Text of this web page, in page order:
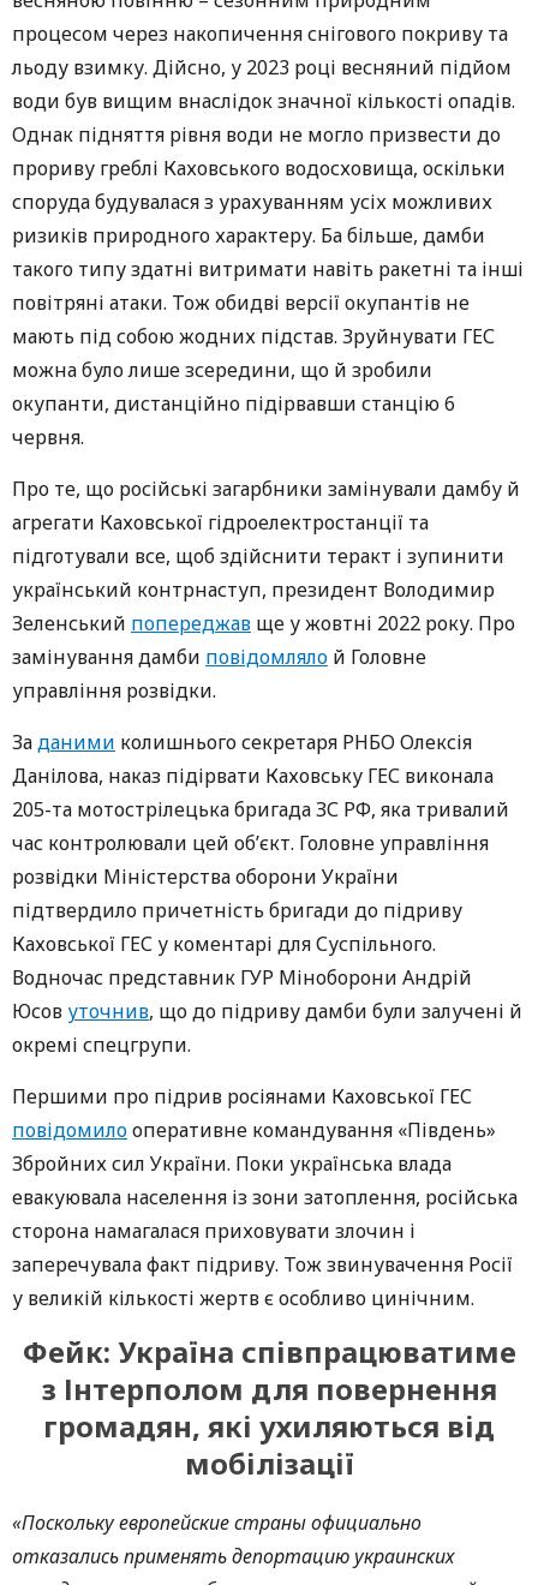
процесом через накопичення снігового покриву та
льоду взимку. Дійсно, у 2023 році весняний підйом
води був вищим внаслідок значної кількості опадів.
Однак підняття рівня води не могло призвести до
прориву греблі Каховського водосховища, оскільки
споруда будувалася з урахуванням усіх можливих
ризиків природного характеру. Ба більше, дамби
такого типу здатні витримати навіть ракетні та інші
повітряні атаки. Тож обидві версії окупантів не
мають під собою жодних підстав. Зруйнувати ГЕС
можна було лише зсередини, що й зробили
окупанти, дистанційно підірвавши станцію 6
червня.
Про те, що російські загарбники замінували дамбу й
агрегати Каховської гідроелектростанції та
підготували все, щоб здійснити теракт і зупинити
український контрнаступ, президент Володимир
Зеленський попереджав ще у жовтні 2022 року. Про
замінування дамби повідомляло й Головне
управління розвідки.
Заданими колишнього секретаря РНБО Олексія
Данілова, наказ підірвати Каховську ГЕС виконала
205-та мотострілецька бригада ЗС РФ, яка тривалий
час контролювали цей об’єкт. Головне управління
розвідки Міністерства оборони України
підтвердило причетність бригади до підриву
Каховської ГЕС у коментарі для Суспільного.
Водночас представник ГУР Міноборони Андрій
Юсов уточнив, що до підриву дамби були залучені й
окремі спецгрупи.
Першими про підрив росіянами Каховської ГЕС
повідомилооперативне командування «Південь»
Збройних сил України. Поки українська влада
евакуювала населення із зони затоплення, російська
сторона намагалася приховувати злочин і
заперечувала факт підриву. Тож звинувачення Росії
у великій кількості жертв є особливо цинічним.
Фейк: Україна співпрацюватиме
з Інтерполом для повернення
громадян, які ухиляються від
мобілізації
«Поскольку европейские страны официально
отказались применять депортацию украинских